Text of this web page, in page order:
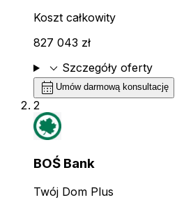
Koszt całkowity
827 043 zł
expand_more Szczegóły oferty
calendar_month Umów darmową konsultację
2
BOŚ Bank
Twój Dom Plus